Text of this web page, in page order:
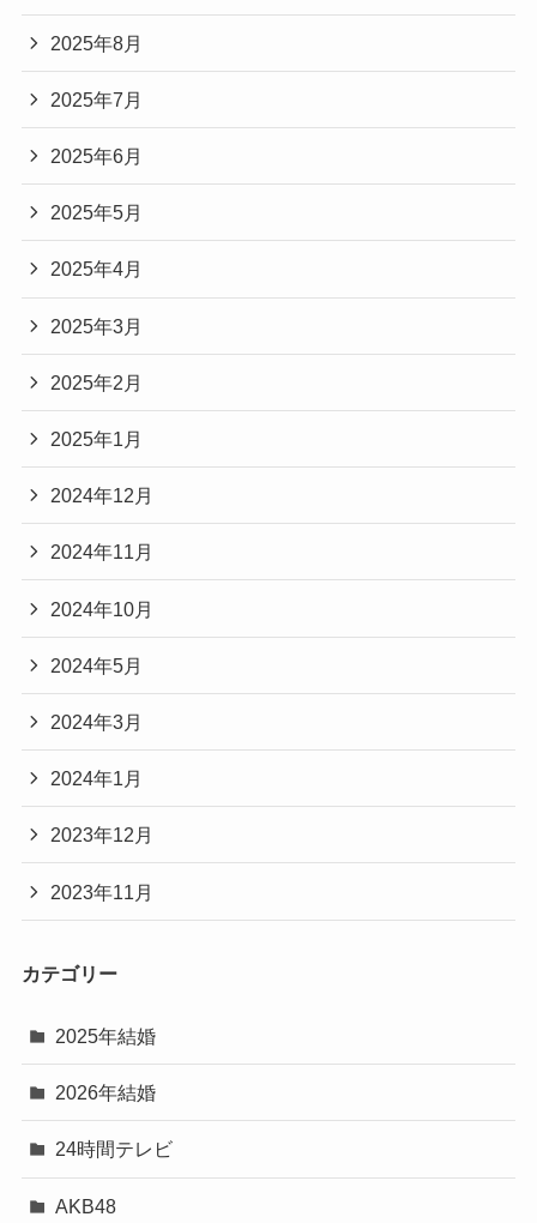
2025年8月
2025年7月
2025年6月
2025年5月
2025年4月
2025年3月
2025年2月
2025年1月
2024年12月
2024年11月
2024年10月
2024年5月
2024年3月
2024年1月
2023年12月
2023年11月
カテゴリー
2025年結婚
2026年結婚
24時間テレビ
AKB48